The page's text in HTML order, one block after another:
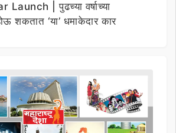
| पुढच्या वर्षाच्या
शकतात ‘या’ धमाकेदार कार